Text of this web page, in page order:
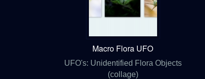
Macro Flora UFO
UFO's: Unidentified Flora Objects
(collage)